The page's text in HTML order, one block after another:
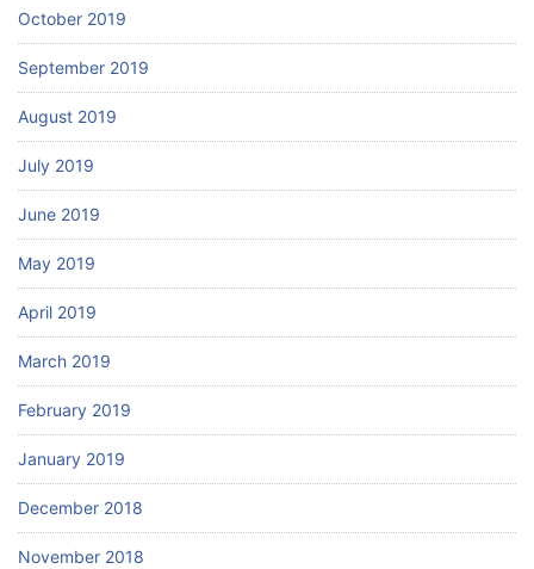
October 2019
September 2019
August 2019
July 2019
June 2019
May 2019
April 2019
March 2019
February 2019
January 2019
December 2018
November 2018